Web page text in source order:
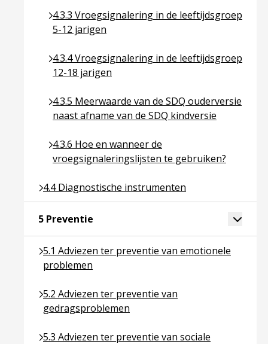
4.3.3 Vroegsignalering in de leeftijdsgroep
5-12 jarigen
Ga naar pagina over 4.3.3 Vroegsignalering in
4.3.4 Vroegsignalering in de leeftijdsgroep
12-18 jarigen
Ga naar pagina over 4.3.4 Vroegsignalering in
4.3.5 Meerwaarde van de SDQ ouderversie
naast afname van de SDQ kindversie
Ga naar pagina over 4.3.5 Meerwaarde van de
4.3.6 Hoe en wanneer de
vroegsignaleringslijsten te gebruiken?
Ga naar pagina over 4.3.6 Hoe en wanneer de
4.4 Diagnostische instrumenten
Ga naar pagina over 4.4 Diagnostische instrumenten
5 Preventie Ga naar pagina over 5 PreventieToggle
5.1 Adviezen ter preventie van emotionele
problemen
Ga naar pagina over 5.1 Adviezen ter preventie
5.2 Adviezen ter preventie van
gedragsproblemen
Ga naar pagina over 5.2 Adviezen ter preventie
5.3 Adviezen ter preventie van sociale
Ga naar pagina over 5.3 Adviezen ter preventie van